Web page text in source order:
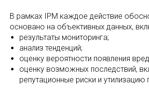
В рамках IPM каждое действие
основано на объективных данных,
результаты мониторинга;
анализ тенденций;
оценку вероятности появления
оценку возможных последствий,
репутационные риски и утилизацию